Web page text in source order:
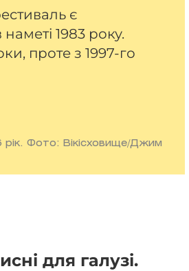
є
1983 року.
проте з 1997-го
Фото: Вікісховище/Джим
для галузі.